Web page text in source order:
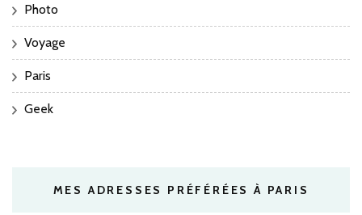
Photo
Voyage
Paris
Geek
MES ADRESSES PRÉFÉRÉES À PARIS